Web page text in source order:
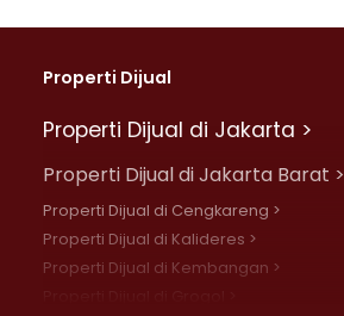
Properti Dijual
Properti Dijual di Jakarta >
Properti Dijual di Jakarta Barat >
Properti Dijual di Cengkareng >
Properti Dijual di Kalideres >
Properti Dijual di Kembangan >